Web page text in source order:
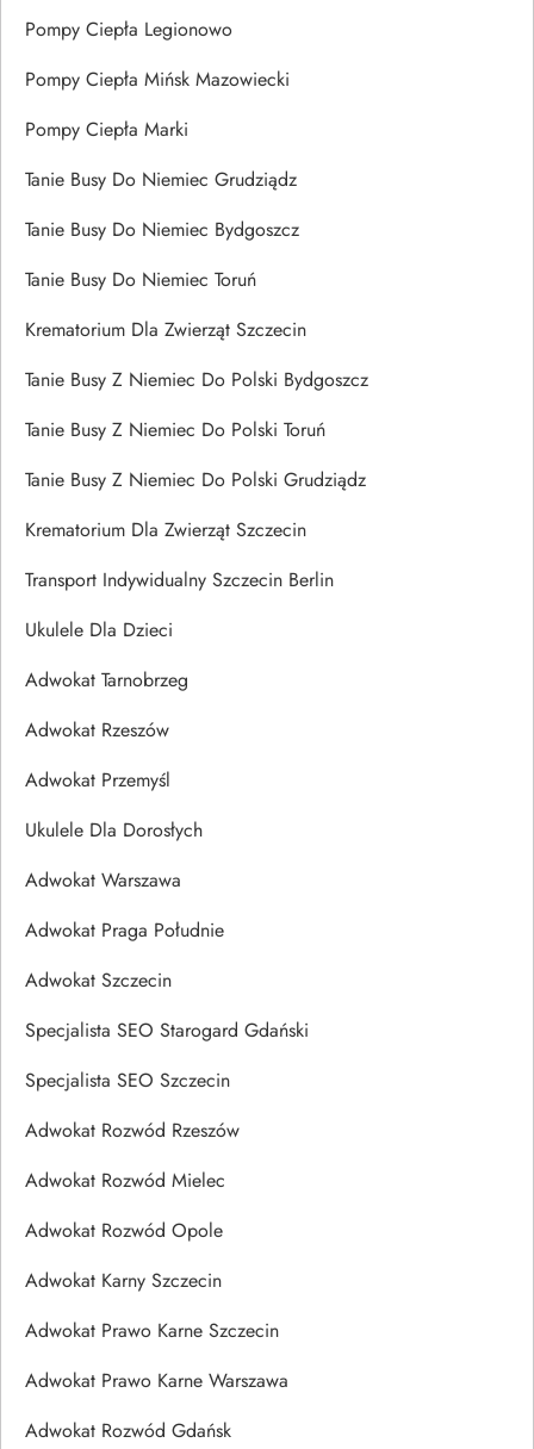
Pompy Ciepła Legionowo
Pompy Ciepła Mińsk Mazowiecki
Pompy Ciepła Marki
Tanie Busy Do Niemiec Grudziądz
Tanie Busy Do Niemiec Bydgoszcz
Tanie Busy Do Niemiec Toruń
Krematorium Dla Zwierząt Szczecin
Tanie Busy Z Niemiec Do Polski Bydgoszcz
Tanie Busy Z Niemiec Do Polski Toruń
Tanie Busy Z Niemiec Do Polski Grudziądz
Krematorium Dla Zwierząt Szczecin
Transport Indywidualny Szczecin Berlin
Ukulele Dla Dzieci
Adwokat Tarnobrzeg
Adwokat Rzeszów
Adwokat Przemyśl
Ukulele Dla Dorosłych
Adwokat Warszawa
Adwokat Praga Południe
Adwokat Szczecin
Specjalista SEO Starogard Gdański
Specjalista SEO Szczecin
Adwokat Rozwód Rzeszów
Adwokat Rozwód Mielec
Adwokat Rozwód Opole
Adwokat Karny Szczecin
Adwokat Prawo Karne Szczecin
Adwokat Prawo Karne Warszawa
Adwokat Rozwód Gdańsk